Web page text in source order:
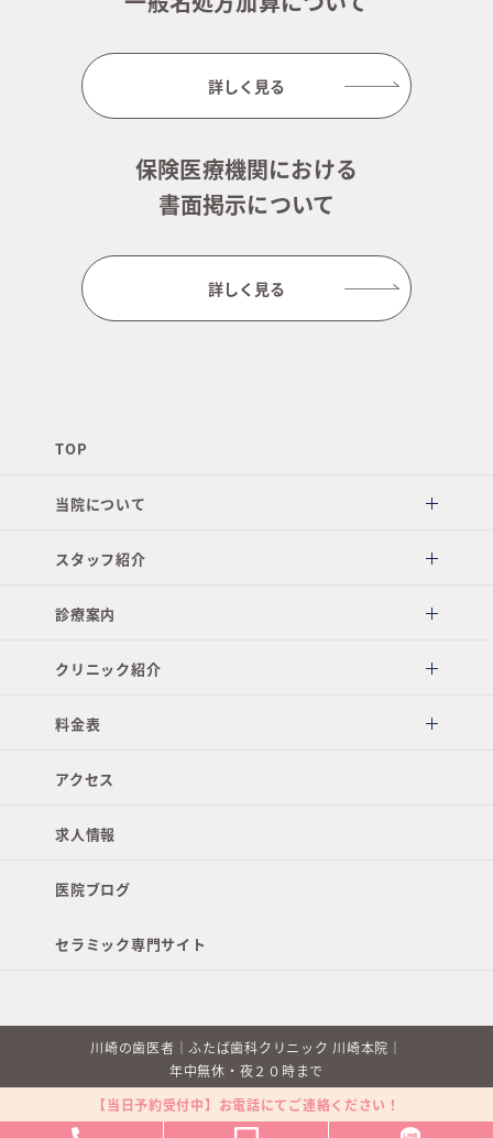
詳しく見る
保険医療機関における
書面掲示について
詳しく見る
TOP
当院について
スタッフ紹介
診療案内
クリニック紹介
料金表
アクセス
求人情報
医院ブログ
セラミック専門サイト
川崎の歯医者｜ふたば歯科クリニック 川崎本院｜
年中無休・夜２０時まで
【当日予約受付中】お電話にてご連絡ください！